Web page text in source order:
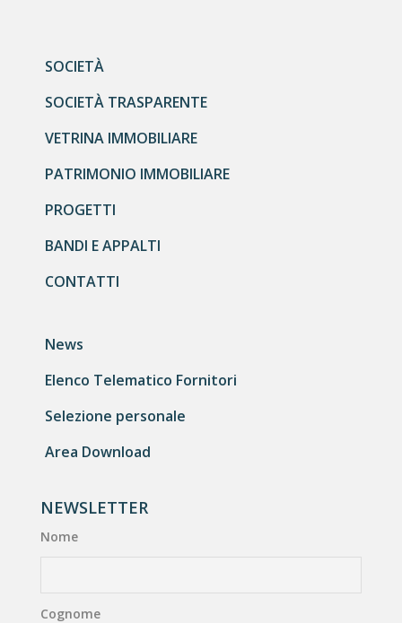
SOCIETÀ
SOCIETÀ TRASPARENTE
VETRINA IMMOBILIARE
PATRIMONIO IMMOBILIARE
PROGETTI
BANDI E APPALTI
CONTATTI
News
Elenco Telematico Fornitori
Selezione personale
Area Download
NEWSLETTER
Nome
Cognome